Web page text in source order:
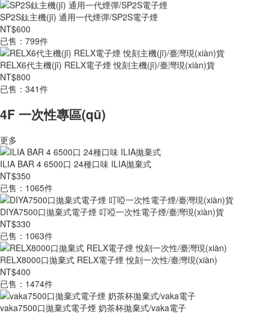
SP2S鈦主機(jī) 通用一代煙彈/SP2S電子煙
NT$600
已售：799件
RELX6代主機(jī) RELX電子煙 悅刻主機(jī)/臺灣現(xiàn)貨
NT$800
已售：341件
4F 一次性專區(qū)
更多
ILIA BAR 4 6500口 24種口味 ILIA拋棄式
NT$350
已售：1065件
DIYA7500口拋棄式電子煙 叮啞一次性電子煙/臺灣現(xiàn)貨
NT$330
已售：1063件
RELX8000口拋棄式 RELX電子煙 悅刻一次性/臺灣現(xiàn)
NT$400
已售：1474件
vaka7500口拋棄式電子煙 奶茶杯拋棄式/vaka電子